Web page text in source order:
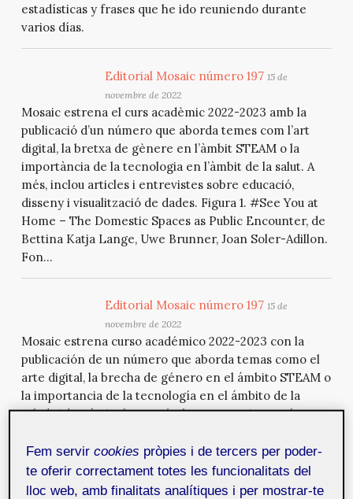
estadísticas y frases que he ido reuniendo durante
varios días.
Editorial Mosaic número 197 15 de
novembre de 2022
Mosaic estrena el curs acadèmic 2022-2023 amb la
publicació d’un número que aborda temes com l’art
digital, la bretxa de gènere en l’àmbit STEAM o la
importància de la tecnologia en l’àmbit de la salut. A
més, inclou articles i entrevistes sobre educació,
disseny i visualització de dades. Figura 1. #See You at
Home – The Domestic Spaces as Public Encounter, de
Bettina Katja Lange, Uwe Brunner, Joan Soler-Adillon.
Fon...
Editorial Mosaic número 197 15 de
novembre de 2022
Mosaic estrena curso académico 2022-2023 con la
publicación de un número que aborda temas como el
arte digital, la brecha de género en el ámbito STEAM o
la importancia de la tecnología en el ámbito de la
salud. Además, incluye artículos y entrevistas sobre
#See You at Home – The Domestic Spaces as Public
Encounter, de Bettina Katja Lange, Uwe Brunner, Joan
Soler-A...
Fem servircookies pròpies i de tercers per poder-
te oferir correctament totes les funcionalitats del
lloc web, amb finalitats analítiques i per mostrar-te